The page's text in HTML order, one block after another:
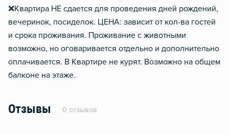
❌Квартира НЕ сдается для проведения дней рождений,
вечеринок, посиделок. ЦЕНА: зависит от кол-ва гостей
и срока проживания. Проживание с животными
возможно, но оговаривается отдельно и дополнительно
оплачивается. В Квартире не курят. Возможно на общем
балконе на этаже.
Отзывы 0 отзывов